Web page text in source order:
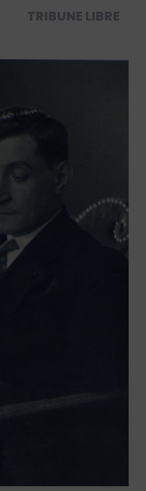
TRIBUNE LIBRE